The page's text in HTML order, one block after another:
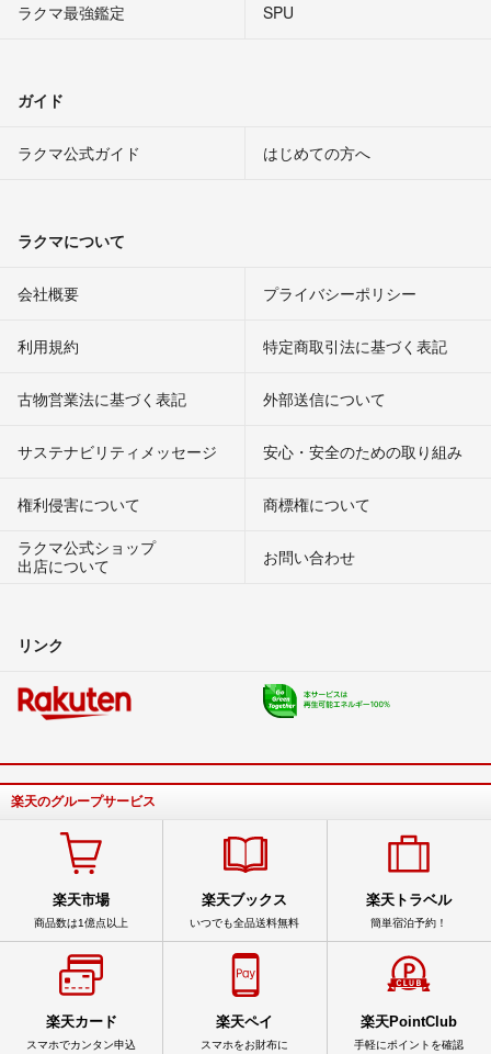
ラクマ最強鑑定
SPU
ガイド
ラクマ公式ガイド はじめての方へ
ラクマについて
会社概要 プライバシーポリシー
利用規約 特定商取引法に基づく表記
古物営業法に基づく表記 外部送信について
サステナビリティメッセージ 安心・安全のための取り組み
権利侵害について
商標権について
ラクマ公式ショップ
出店について
お問い合わせ
リンク
楽天のグループサービス
楽天市場
商品数は1億点以上
楽天ブックス
いつでも全品送料無料
楽天トラベル
簡単宿泊予約！
楽天カード
スマホでカンタン申込
楽天ペイ
スマホをお財布に
楽天PointClub
手軽にポイントを確認